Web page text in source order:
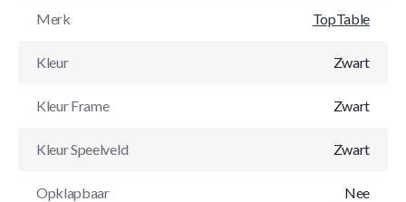
Merk TopTable
Kleur Zwart
Kleur Frame Zwart
Kleur Speelveld Zwart
Opklapbaar Nee